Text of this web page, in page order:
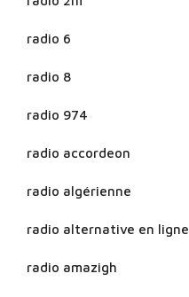
radio 6
radio 8
radio 974
radio accordeon
radio algérienne
radio alternative en ligne
radio amazigh